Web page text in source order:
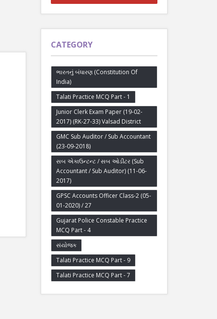
CATEGORY
ભારતનું બંધારણ (Constitution Of
India)
Talati Practice MCQ Part - 1
Junior Clerk Exam Paper (19-02-
2017) (RK-27-33) Valsad District
GMC Sub Auditor / Sub Accountant
(23-09-2018)
સબ એકાઉન્ટન્ટ / સબ ઓડીટર (Sub
Accountant / Sub Auditor) (11-06-
2017)
GPSC Accounts Officer Class-2 (05-
01-2020) / 27
Gujarat Police Constable Practice
MCQ Part - 4
સંયોજક
Talati Practice MCQ Part - 9
Talati Practice MCQ Part - 7